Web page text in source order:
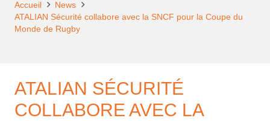
Accueil
News
ATALIAN Sécurité collabore avec la SNCF pour la Coupe du
Monde de Rugby
ATALIAN SÉCURITÉ
COLLABORE AVEC LA